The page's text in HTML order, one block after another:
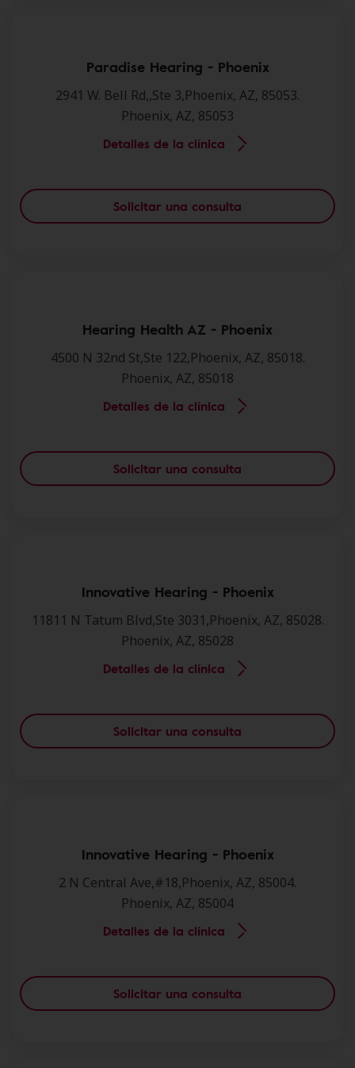
Paradise Hearing - Phoenix
2941 W. Bell Rd,,Ste 3,Phoenix, AZ, 85053.
Phoenix, AZ, 85053
Detalles de la clínica
Solicitar una consulta
Hearing Health AZ - Phoenix
4500 N 32nd St,Ste 122,Phoenix, AZ, 85018.
Phoenix, AZ, 85018
Detalles de la clínica
Solicitar una consulta
Innovative Hearing - Phoenix
11811 N Tatum Blvd,Ste 3031,Phoenix, AZ, 85028.
Phoenix, AZ, 85028
Detalles de la clínica
Solicitar una consulta
Innovative Hearing - Phoenix
2 N Central Ave,#18,Phoenix, AZ, 85004.
Phoenix, AZ, 85004
Detalles de la clínica
Solicitar una consulta